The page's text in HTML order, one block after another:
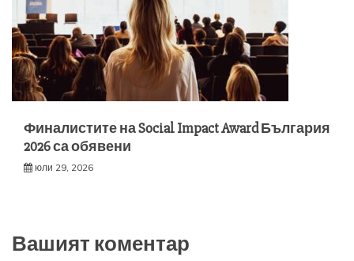
Финалистите на Social Impact Award България
2026 са обявени
юли 29, 2026
Вашият коментар